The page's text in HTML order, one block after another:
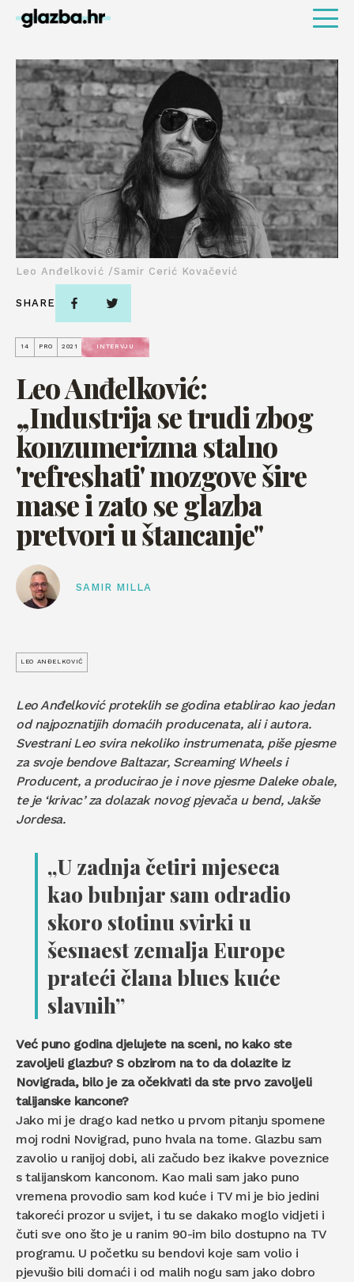
14 PRO 2021 INTERVJU
Leo Anđelković:
„Industrija se trudi zbog
konzumerizma stalno
'refreshati' mozgove šire
mase i zato se glazba
pretvori u štancanje"
SAMIR MILLA
Leo Anđelković /Samir Cerić Kovačević
SHARE
LEO ANĐELKOVIĆ
Leo Anđelković proteklih se godina etablirao kao jedan
od najpoznatijih domaćih producenata, ali i autora.
Svestrani Leo svira nekoliko instrumenata, piše pjesme
za svoje bendove Baltazar, Screaming Wheels i
Producent, a producirao je i nove pjesme Daleke obale,
te je ‘krivac’ za dolazak novog pjevača u bend, Jakše
Jordesa.
„U zadnja četiri mjeseca
kao bubnjar sam odradio
skoro stotinu svirki u
šesnaest zemalja Europe
prateći člana blues kuće
slavnih”
Već puno godina djelujete na sceni, no kako ste
zavoljeli glazbu? S obzirom na to da dolazite iz
Novigrada, bilo je za očekivati da ste prvo zavoljeli
talijanske kancone?
Jako mi je drago kad netko u prvom pitanju spomene
moj rodni Novigrad, puno hvala na tome. Glazbu sam
zavolio u ranijoj dobi, ali začudo bez ikakve poveznice
s talijanskom kanconom. Kao mali sam jako puno
vremena provodio sam kod kuće i TV mi je bio jedini
takoreći prozor u svijet, i tu se dakako moglo vidjeti i
čuti sve ono što je u ranim 90-im bilo dostupno na TV
programu. U početku su bendovi koje sam volio i
pjevušio bili domaći i od malih nogu sam jako dobro